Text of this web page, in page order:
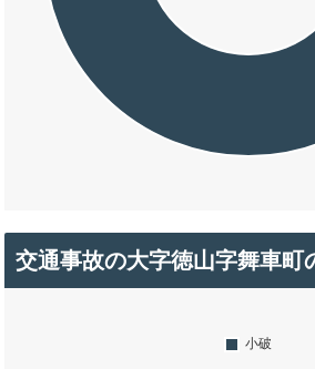
交通事故の大字徳山字舞車町